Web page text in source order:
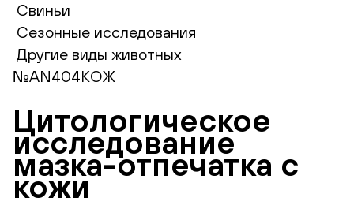
Свиньи
Сезонные исследования
Другие виды животных
№AN404КОЖ
Цитологическое
исследование
мазка-отпечатка с
кожи